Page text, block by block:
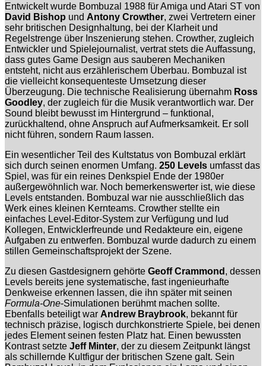
Entwickelt wurde Bombuzal 1988 für Amiga und Atari ST von
David Bishop und Antony Crowther, zwei Vertretern einer
sehr britischen Designhaltung, bei der Klarheit und
Regelstrenge über Inszenierung stehen. Crowther, zugleich
Entwickler und Spielejournalist, vertrat stets die Auffassung,
dass gutes Game Design aus sauberen Mechaniken
entsteht, nicht aus erzählerischem Überbau. Bombuzal ist
die vielleicht konsequenteste Umsetzung dieser
Überzeugung. Die technische Realisierung übernahm Ross
Goodley, der zugleich für die Musik verantwortlich war. Der
Sound bleibt bewusst im Hintergrund – funktional,
zurückhaltend, ohne Anspruch auf Aufmerksamkeit. Er soll
nicht führen, sondern Raum lassen.
Ein wesentlicher Teil des Kultstatus von Bombuzal erklärt
sich durch seinen enormen Umfang. 250 Levels umfasst das
Spiel, was für ein reines Denkspiel Ende der 1980er
außergewöhnlich war. Noch bemerkenswerter ist, wie diese
Levels entstanden. Bombuzal war nie ausschließlich das
Werk eines kleinen Kernteams. Crowther stellte ein
einfaches Level-Editor-System zur Verfügung und lud
Kollegen, Entwicklerfreunde und Redakteure ein, eigene
Aufgaben zu entwerfen. Bombuzal wurde dadurch zu einem
stillen Gemeinschaftsprojekt der Szene.
Zu diesen Gastdesignern gehörte Geoff Crammond , dessen
Levels bereits jene systematische, fast ingenieurhafte
Denkweise erkennen lassen, die ihn später mit seinen
Formula-One-Simulationen berühmt machen sollte.
Ebenfalls beteiligt war Andrew Braybrook, bekannt für
technisch präzise, logisch durchkonstrierte Spiele, bei denen
jedes Element seinen festen Platz hat. Einen bewussten
Kontrast setzte Jeff Minter, der zu diesem Zeitpunkt längst
als schillernde Kultfigur der britischen Szene galt. Sein